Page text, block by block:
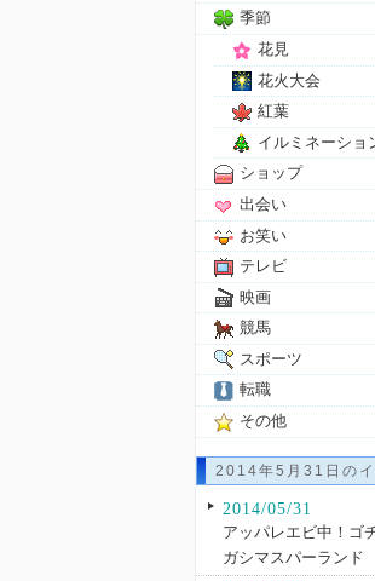
季節
花見
花火大会
紅葉
イルミネーショ
ショップ
出会い
お笑い
テレビ
映画
競馬
スポーツ
転職
その他
2014年5月31日のイ
2014/05/31
アッパレエビ中！ゴ
ガシマスパーランド